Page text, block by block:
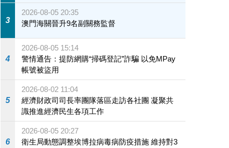
3
2026-08-05 20:35
澳門海關晉升9名副關務監督
4
2026-08-05 15:14
警情通告：提防網購“掃碼登記”詐騙 以免MPay
帳號被盜用
5
2026-08-02 11:04
經濟財政司司長率團隊落區走訪各社團 凝聚共
識推進經濟民生各項工作
6
2026-08-05 20:27
衛生局動態調整埃博拉病毒病防疫措施 維持對3